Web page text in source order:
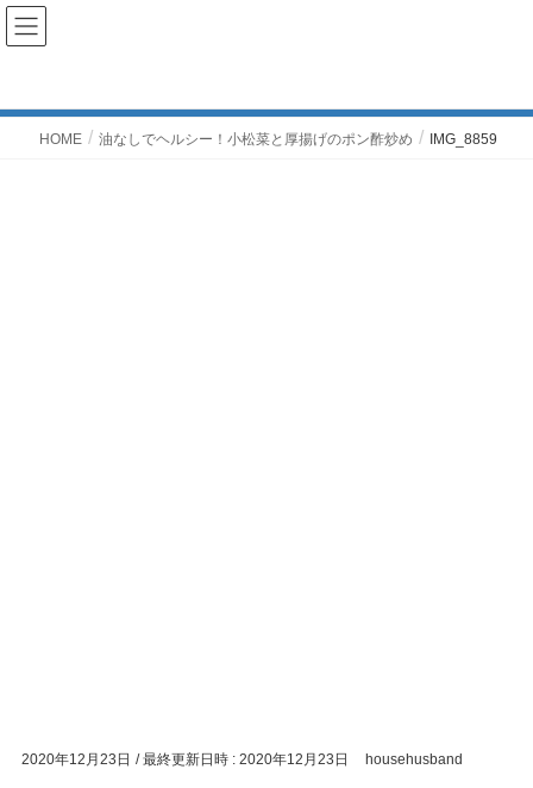
HOME 油なしでヘルシー！小松菜と厚揚げのポン酢炒め IMG_8859
2020年12月23日 / 最終更新日時 : 2020年12月23日 househusband